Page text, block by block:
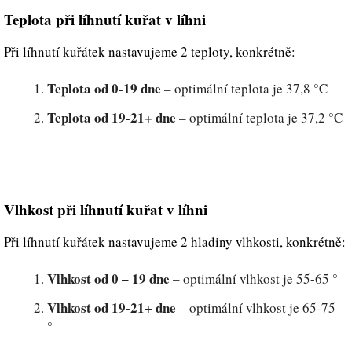
Teplota při líhnutí kuřat v líhni
Při líhnutí kuřátek nastavujeme 2 teploty, konkrétně:
Teplota od 0-19 dne – optimální teplota je 37,8 °C
Teplota od 19-21+ dne – optimální teplota je 37,2 °C
Vlhkost při líhnutí kuřat v líhni
Při líhnutí kuřátek nastavujeme 2 hladiny vlhkosti, konkrétně:
Vlhkost od 0 – 19 dne – optimální vlhkost je 55-65 °
Vlhkost od 19-21+ dne – optimální vlhkost je 65-75
°